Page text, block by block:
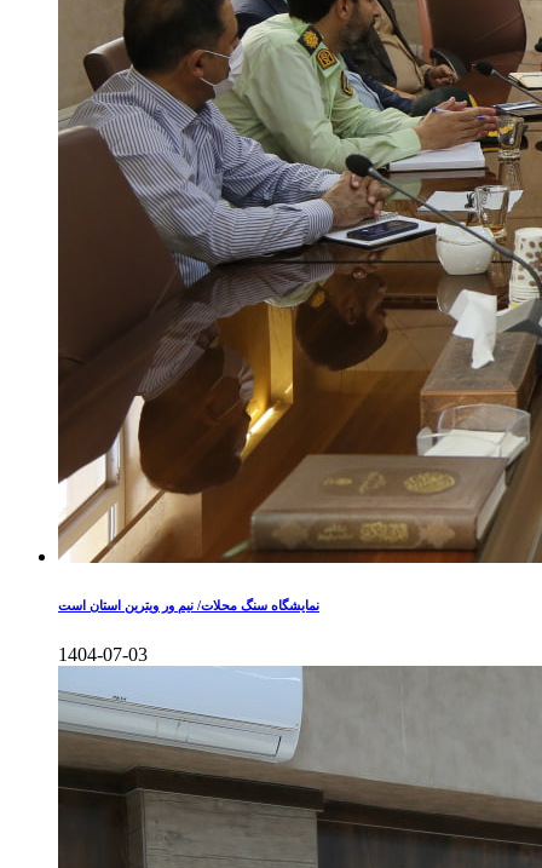
نمایشگاه سنگ محلات/ نیم ور ویترین استان است
1404-07-03